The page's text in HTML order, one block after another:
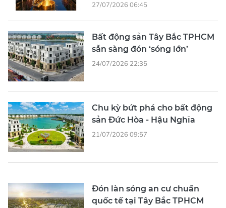
27/07/2026 06:45
Bất động sản Tây Bắc TPHCM
sẵn sàng đón ‘sóng lớn’
24/07/2026 22:35
Chu kỳ bứt phá cho bất động
sản Đức Hòa - Hậu Nghĩa
21/07/2026 09:57
Đón làn sóng an cư chuẩn
quốc tế tại Tây Bắc TPHCM